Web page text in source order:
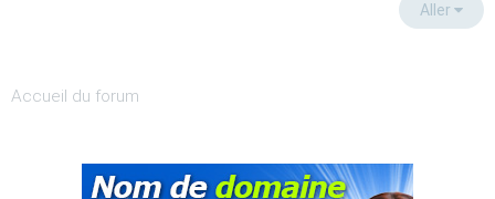
Aller
Accueil du forum